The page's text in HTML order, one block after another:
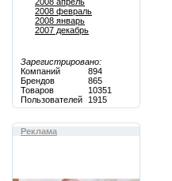
2008 февраль
2008 январь
2007 декабрь
Зарегистрировано:
Компаний
894
Брендов
865
Товаров
10351
Пользователей
1915
Реклама